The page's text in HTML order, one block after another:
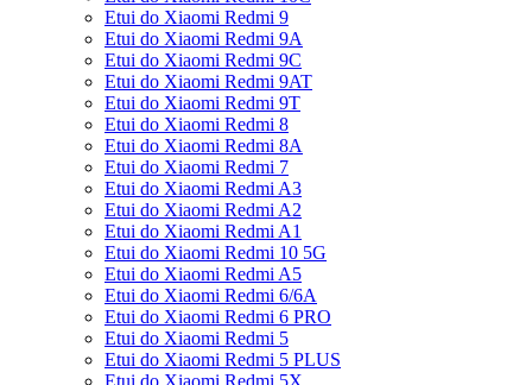
Etui do Xiaomi Redmi 9
Etui do Xiaomi Redmi 9A
Etui do Xiaomi Redmi 9C
Etui do Xiaomi Redmi 9AT
Etui do Xiaomi Redmi 9T
Etui do Xiaomi Redmi 8
Etui do Xiaomi Redmi 8A
Etui do Xiaomi Redmi 7
Etui do Xiaomi Redmi A3
Etui do Xiaomi Redmi A2
Etui do Xiaomi Redmi A1
Etui do Xiaomi Redmi 10 5G
Etui do Xiaomi Redmi A5
Etui do Xiaomi Redmi 6/6A
Etui do Xiaomi Redmi 6 PRO
Etui do Xiaomi Redmi 5
Etui do Xiaomi Redmi 5 PLUS
Etui do Xiaomi Redmi 5X